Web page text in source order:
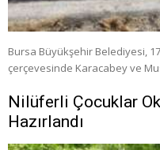
Bursa Büyükşehir Belediyesi,
çerçevesinde Karacabey ve
Nilüferli Çocuklar
Hazırlandı